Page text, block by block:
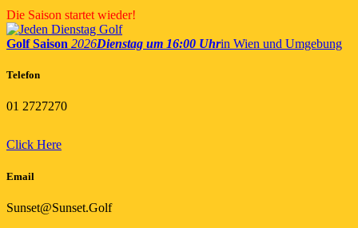
Skip
to
content
Die Saison startet wieder!
Golf Saison 2026Dienstag um 16:00 Uhrin Wien und Umgebung
Telefon
01 2727270
Click Here
Email
Sunset@Sunset.Golf